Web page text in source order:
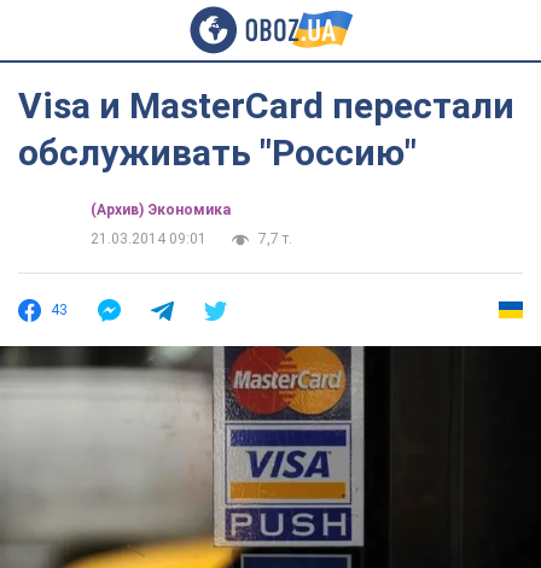
Visa и MasterCard перестали
обслуживать "Россию"
(Архив) Экономика
21.03.2014 09:01
7,7 т.
43